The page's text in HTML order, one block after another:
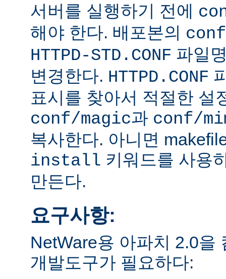
서버를 실행하기 전에
해야 한다. 배포본의 conf
HTTPD-STD.CONF 파일
변경한다. HTTPD.CONF
표시를 찾아서 적절한 설
conf/magic과 conf/
복사한다. 아니면
install 키워드를 사용
만든다.
요구사항:
NetWare용 아파치 2.0을
개발도구가 필요하다: